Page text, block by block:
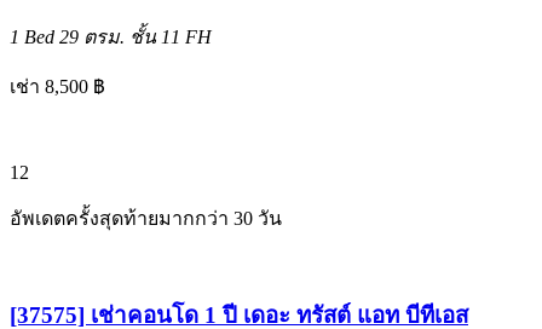
1 Bed 29 ตรม. ชั้น 11 FH
เช่า 8,500 ฿
12
อัพเดตครั้งสุดท้ายมากกว่า 30 วัน
[37575] เช่าคอนโด 1 ปี เดอะ ทรัสต์ แอท บีทีเอส